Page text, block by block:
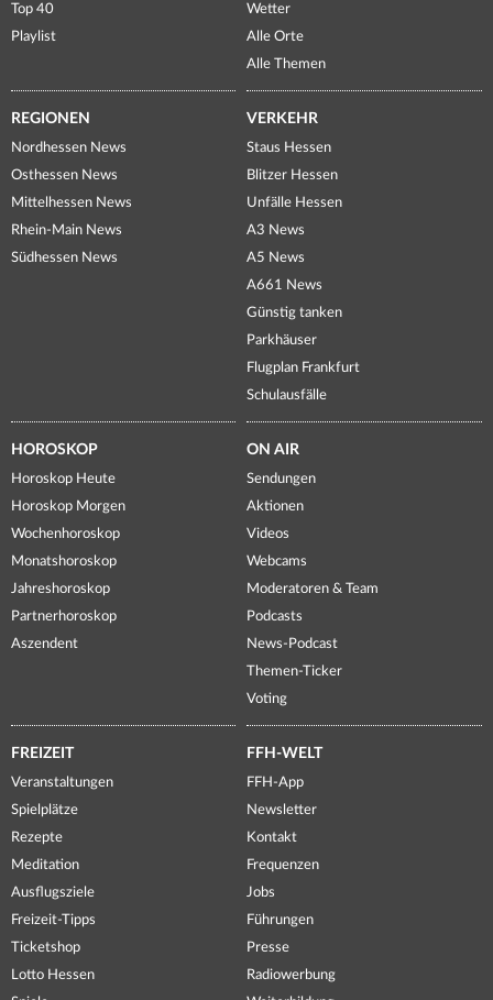
Top 40
Playlist
Wetter
Alle Orte
Alle Themen
REGIONEN
Nordhessen News
Osthessen News
Mittelhessen News
Rhein-Main News
Südhessen News
VERKEHR
Staus Hessen
Blitzer Hessen
Unfälle Hessen
A3 News
A5 News
A661 News
Günstig tanken
Parkhäuser
Flugplan Frankfurt
Schulausfälle
HOROSKOP
Horoskop Heute
Horoskop Morgen
Wochenhoroskop
Monatshoroskop
Jahreshoroskop
Partnerhoroskop
Aszendent
ON AIR
Sendungen
Aktionen
Videos
Webcams
Moderatoren & Team
Podcasts
News-Podcast
Themen-Ticker
Voting
FREIZEIT
Veranstaltungen
Spielplätze
Rezepte
Meditation
Ausflugsziele
Freizeit-Tipps
Ticketshop
Lotto Hessen
FFH-WELT
FFH-App
Newsletter
Kontakt
Frequenzen
Jobs
Führungen
Presse
Radiowerbung